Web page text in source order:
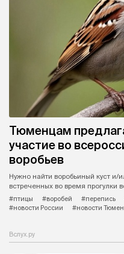
Тюменцам
участие во
воробьев
Нужно найти воробьиный куст и/
встреченных во время прогулки
#птицы
#воробей #перепись
#новости России
#новости
Вслух.ру